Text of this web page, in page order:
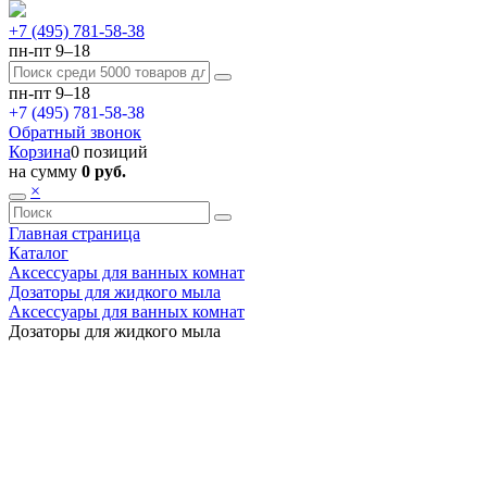
+7 (495) 781-58-38
пн-пт 9–18
пн-пт 9–18
+7 (495) 781-58-38
Обратный звонок
Корзина0 позиций
на сумму 0 руб.
×
Главная страница
Каталог
Аксессуары для ванных комнат
Дозаторы для жидкого мыла
Аксессуары для ванных комнат
Дозаторы для жидкого мыла